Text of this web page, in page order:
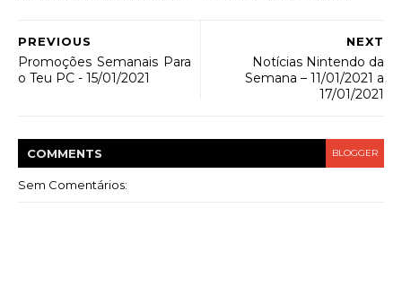
NEXT
Notícias Nintendo da
Semana – 11/01/2021 a
17/01/2021
PREVIOUS
Promoções Semanais Para
o Teu PC - 15/01/2021
COMMENTS BLOGGER
Sem Comentários: